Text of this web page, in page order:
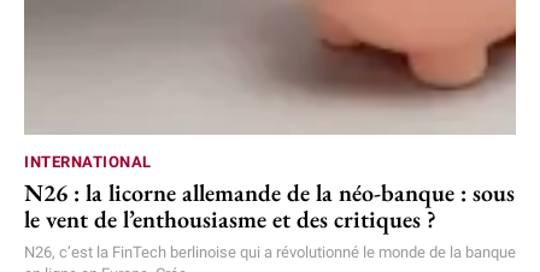
INTERNATIONAL
N26 : la licorne allemande de la néo-banque : sous
le vent de l’enthousiasme et des critiques ?
N26, c’est la FinTech berlinoise qui a révolutionné le monde de la banque